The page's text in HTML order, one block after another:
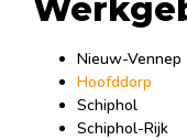
Nieuw-Vennep
Hoofddorp
Schiphol
Schiphol-Rijk